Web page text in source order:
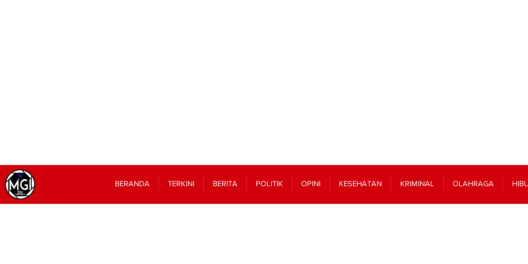
BERANDA TERKINI BERITA POLITIK OPINI KESEHATAN KRIMINAL OLAHRAGA